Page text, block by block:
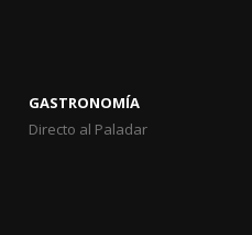
GASTRONOMÍA
Directo al Paladar